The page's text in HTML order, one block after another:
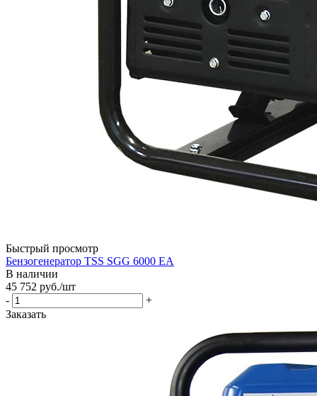
Быстрый просмотр
Бензогенератор TSS SGG 6000 EA
В наличии
45 752 руб./шт
-
+
Заказать